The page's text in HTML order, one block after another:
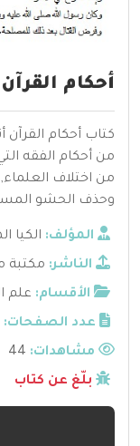
أحكام
كتاب أحكام القرآن
من أحكام الفقه
من اختلاف العلماء,
وحذف الحشو
المؤلف: الكيا
الناشر: مكتبة
الأقسام: علم
عدد الصفحات:
مشاهدات:
بلّغ عن كتاب